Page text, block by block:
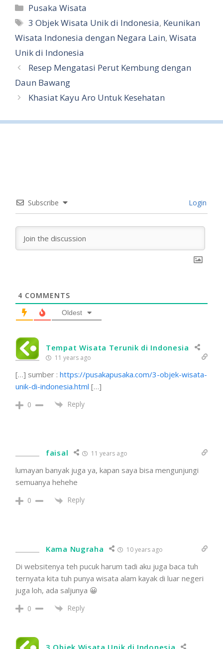
e
Categories
Pusaka Wisata
Tags
3 Objek Wisata Unik di Indonesia, Keunikan
Wisata Indonesia dengan Negara Lain, Wisata
Unik di Indonesia
Resep Mengatasi Perut Kembung dengan
Daun Bawang
Khasiat Kayu Aro Untuk Kesehatan
Subscribe Login
4 COMMENTS
Oldest
Tempat Wisata Terunik di Indonesia
11 years ago
[…] sumber : https://pusakapusaka.com/3-objek-wisata-
unik-di-indonesia.html […]
0 Reply
faisal 11 years ago
lumayan banyak juga ya, kapan saya bisa mengunjungi
semuanya hehehe
0 Reply
Kama Nugraha 10 years ago
Di websitenya teh pucuk harum tadi aku juga baca tuh
ternyata kita tuh punya wisata alam kayak di luar negeri
juga loh, ada saljunya 😀
0 Reply
3 Objek Wisata Unik di Indonesia